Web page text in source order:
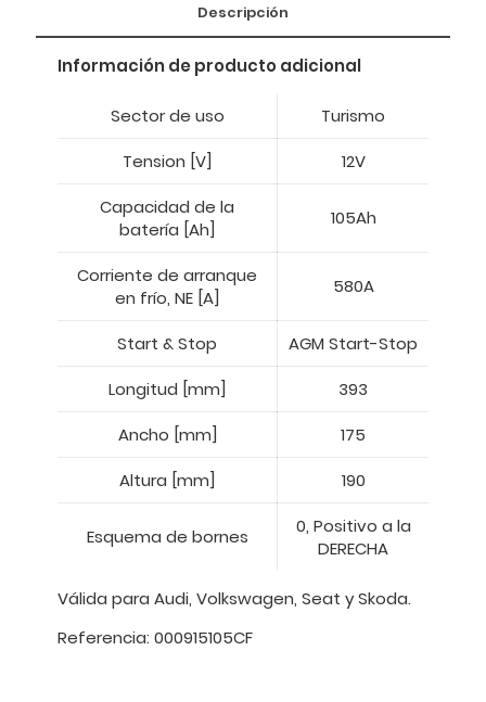
Descripción
Información de producto adicional
Sector de uso
Turismo
Tension [V]
12V
Capacidad de la
batería [Ah]
105Ah
Corriente de arranque
en frío, NE [A]
580A
Start & Stop
AGM Start-Stop
Longitud [mm]
393
Ancho [mm]
175
Altura [mm]
190
Esquema de bornes
0, Positivo a la
DERECHA
Válida para Audi, Volkswagen, Seat y Skoda.
Referencia: 000915105CF